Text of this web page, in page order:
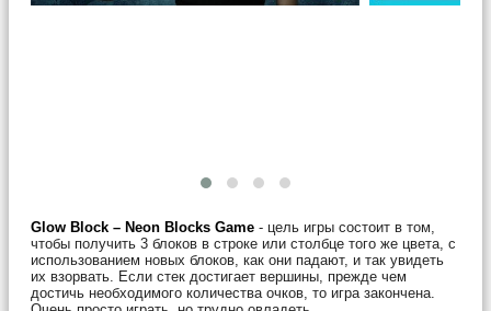
Glow Block – Neon Blocks Game - цель игры состоит в том,
чтобы получить 3 блоков в строке или столбце того же цвета, с
использованием новых блоков, как они падают, и так увидеть
их взорвать. Если стек достигает вершины, прежде чем
достичь необходимого количества очков, то игра закончена.